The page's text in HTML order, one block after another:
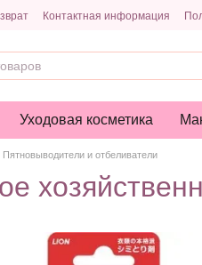
Контактная информация
Уходовая косметика
Пятновыводители и отбеливатели